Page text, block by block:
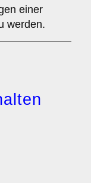
einer
werden.